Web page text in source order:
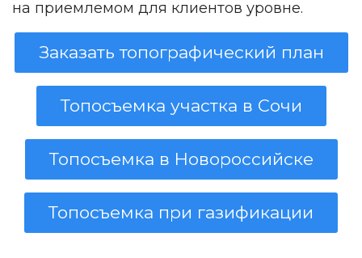
на приемлемом для клиентов уровне.
Заказать топографический план
Топосъемка участка в Сочи
Топосъемка в Новороссийске
Топосъемка при газификации